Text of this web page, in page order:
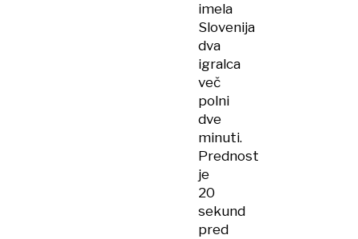
imela
Slovenija
dva
igralca
več
polni
dve
minuti.
Prednost
je
20
sekund
pred